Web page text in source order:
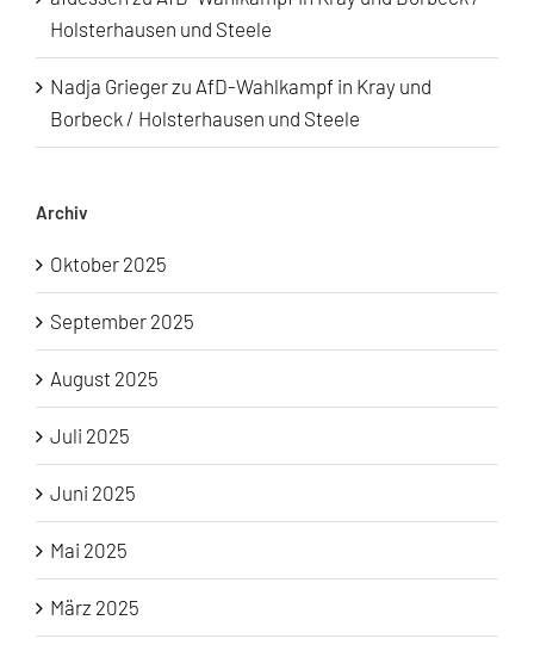
Holsterhausen und Steele
Nadja Griegerzu AfD-Wahlkampf in Kray und
Borbeck / Holsterhausen und Steele
Archiv
Oktober 2025
September 2025
August 2025
Juli 2025
Juni 2025
Mai 2025
März 2025